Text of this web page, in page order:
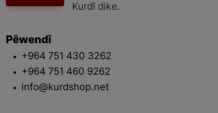
Kurdî dike.
Pêwendî
+964 751 430 3262
+964 751 460 9262
info@kurdshop.net